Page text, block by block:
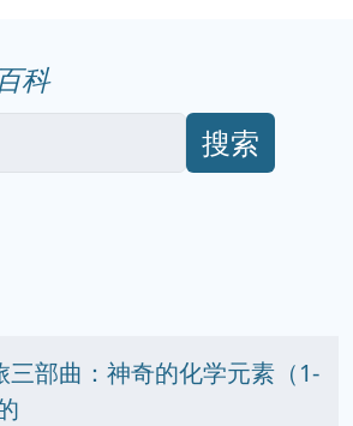
科
搜索
三部曲：神奇的化学元素（1-